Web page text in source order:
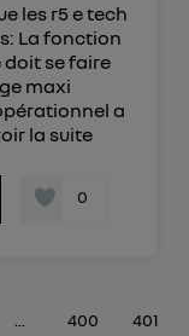
les r5 e tech
La fonction
se faire
maxi
a
la suite
0
400 401